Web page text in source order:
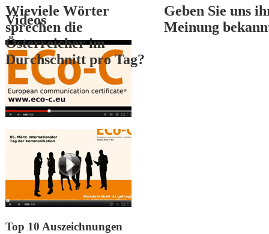
Wieviele Wörter
sprechen die
Österreicher im
Durchschnitt pro Tag?
Geben Sie uns
Meinung
3
Videos
Top 10 Auszeichnungen